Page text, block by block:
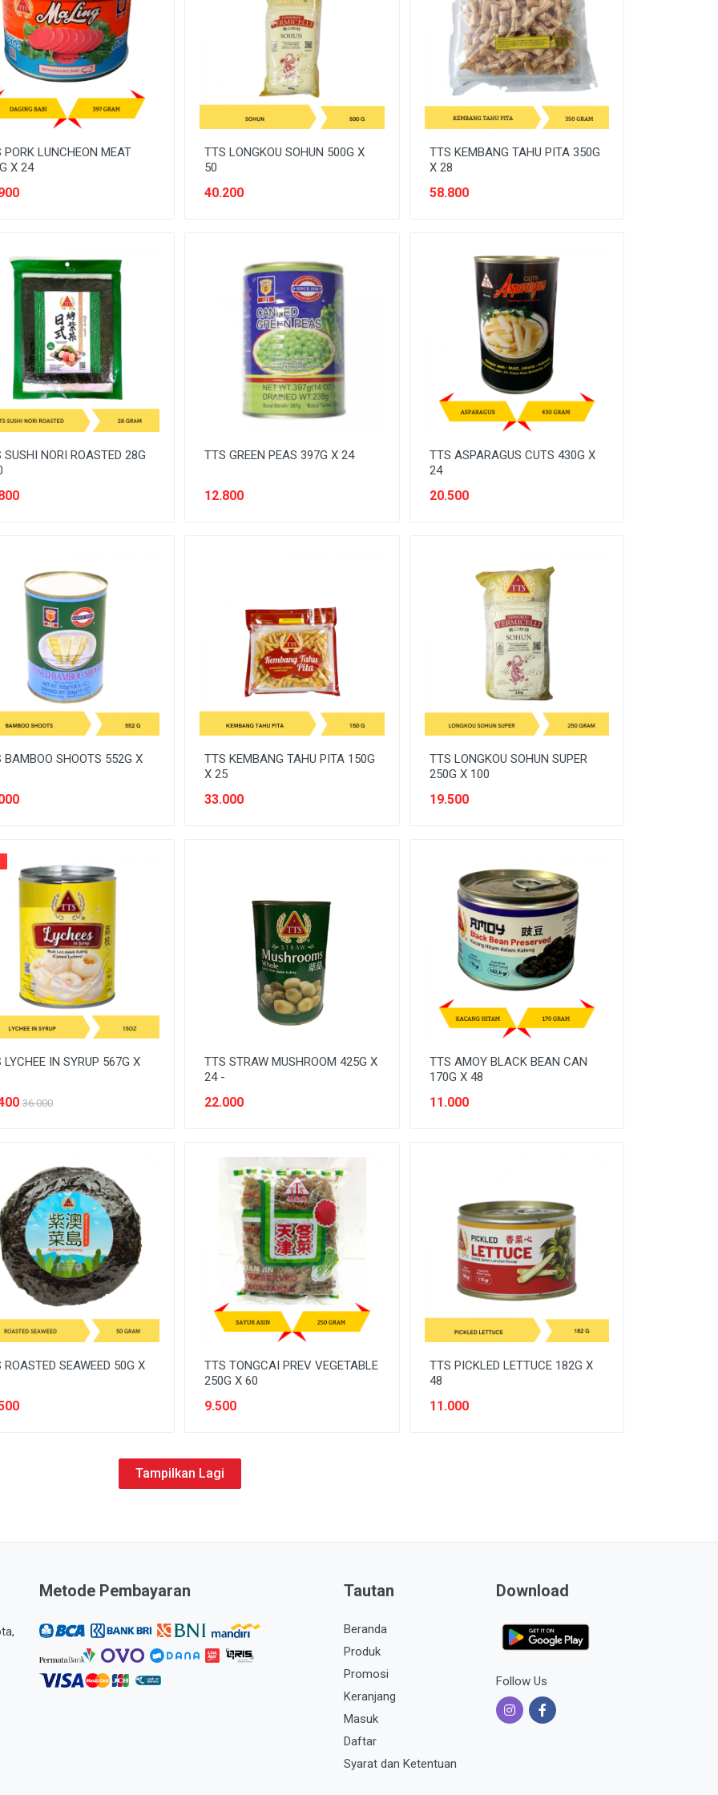
PORK LUNCHEON MEAT
X 24
TTS LONGKOU SOHUN 500G X
50
40.200
TTS KEMBANG TAHU PITA 350G
X 28
58.800
SUSHI NORI ROASTED 28G
TTS GREEN PEAS 397G X 24
12.800
TTS ASPARAGUS CUTS 430G X
24
20.500
BAMBOO SHOOTS 552G X
TTS KEMBANG TAHU PITA 150G
X 25
33.000
TTS LONGKOU SOHUN SUPER
250G X 100
19.500
LYCHEE IN SYRUP 567G X
36.000
TTS STRAW MUSHROOM 425G X
24 -
22.000
TTS AMOY BLACK BEAN CAN
170G X 48
11.000
ROASTED SEAWEED 50G X
TTS TONGCAI PREV VEGETABLE
250G X 60
9.500
TTS PICKLED LETTUCE 182G X
48
11.000
Tampilkan Lagi
Metode Pembayaran Tautan
Beranda
Produk
Promosi
Keranjang
Masuk
Daftar
Syarat dan Ketentuan
Download
Follow Us